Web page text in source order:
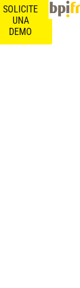
SOLICITE
UNA
DEMO